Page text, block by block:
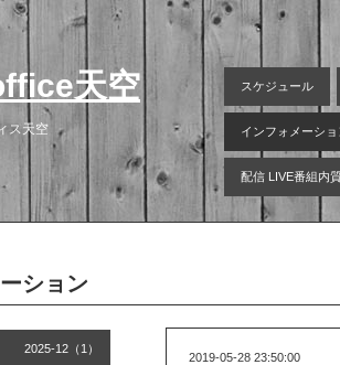
天空
ス天空
スケジュール
インフォメーショ
配信 LIVE番組内
2025-12（1）
ション
2019-05-28 23:50:00